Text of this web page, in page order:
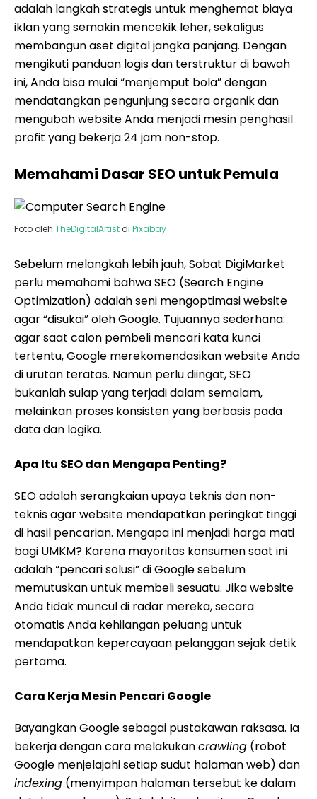
adalah langkah strategis untuk menghemat biaya
iklan yang semakin mencekik leher, sekaligus
membangun aset digital jangka panjang. Dengan
mengikuti panduan logis dan terstruktur di bawah
ini, Anda bisa mulai “menjemput bola” dengan
mendatangkan pengunjung secara organik dan
mengubah website Anda menjadi mesin penghasil
profit yang bekerja 24 jam non-stop.
Memahami Dasar SEO untuk Pemula
Foto oleh TheDigitalArtist di Pixabay
Sebelum melangkah lebih jauh, Sobat DigiMarket
perlu memahami bahwa SEO (Search Engine
Optimization) adalah seni mengoptimasi website
agar “disukai” oleh Google. Tujuannya sederhana:
agar saat calon pembeli mencari kata kunci
tertentu, Google merekomendasikan website Anda
di urutan teratas. Namun perlu diingat, SEO
bukanlah sulap yang terjadi dalam semalam,
melainkan proses konsisten yang berbasis pada
data dan logika.
Apa Itu SEO dan Mengapa Penting?
SEO adalah serangkaian upaya teknis dan non-
teknis agar website mendapatkan peringkat tinggi
di hasil pencarian. Mengapa ini menjadi harga mati
bagi UMKM? Karena mayoritas konsumen saat ini
adalah “pencari solusi” di Google sebelum
memutuskan untuk membeli sesuatu. Jika website
Anda tidak muncul di radar mereka, secara
otomatis Anda kehilangan peluang untuk
mendapatkan kepercayaan pelanggan sejak detik
pertama.
Cara Kerja Mesin Pencari Google
Bayangkan Google sebagai pustakawan raksasa. Ia
bekerja dengan cara melakukancrawling (robot
Google menjelajahi setiap sudut halaman web) dan
indexing (menyimpan halaman tersebut ke dalam